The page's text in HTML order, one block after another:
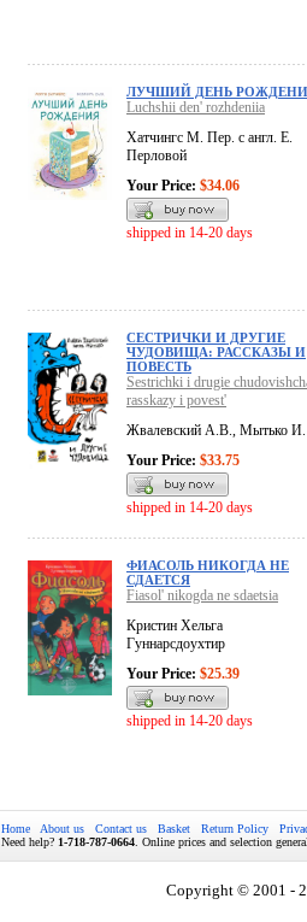
ЛУЧШИЙ ДЕНЬ
Luchshii den' rozhdeniia
Хатчингс М. Пер. с англ. Е.
Перловой
Your Price: $34.06
shipped in 14-20 days
СЕСТРИЧКИ И ДРУГИЕ
ЧУДОВИЩА: РАССКАЗЫ И
ПОВЕСТЬ
Sestrichki i drugie
rasskazy i povest'
Жвалевский А.В., Мытько И.
Your Price: $33.75
shipped in 14-20 days
ФИАСОЛЬ НИКОГДА НЕ
СДАЕТСЯ
Fiasol' nikogda ne sdaetsia
Кристин Хельга
Гуннарсдоухтир
Your Price: $25.39
shipped in 14-20 days
Home About us Contact us Basket Return Policy
Need help? 1-718-787-0664 . Online prices and selection
Copyright © 2001 -